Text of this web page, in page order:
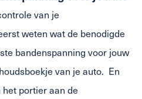
van je
weten wat de benodigde
bandenspanning voor jouw
van je auto. En
portier aan de